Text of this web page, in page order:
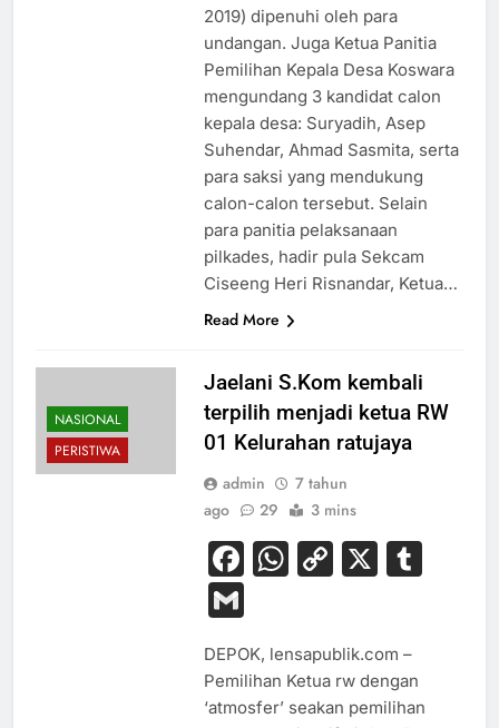
2019) dipenuhi oleh para
undangan. Juga Ketua Panitia
Pemilihan Kepala Desa Koswara
mengundang 3 kandidat calon
kepala desa: Suryadih, Asep
Suhendar, Ahmad Sasmita, serta
para saksi yang mendukung
calon-calon tersebut. Selain
para panitia pelaksanaan
pilkades, hadir pula Sekcam
Ciseeng Heri Risnandar, Ketua…
Read More
NASIONAL
PERISTIWA
Jaelani S.Kom kembali
terpilih menjadi ketua RW
01 Kelurahan ratujaya
admin
7 tahun
ago
29 3 mins
Facebook
WhatsApp
Copy
X
Gmail
DEPOK, lensapublik.com –
Pemilihan Ketua rw dengan
‘atmosfer’ seakan pemilihan